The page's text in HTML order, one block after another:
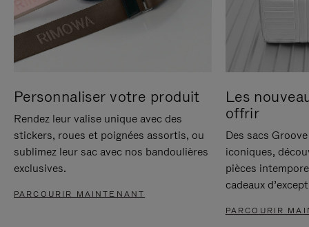
Personnaliser votre produit
Rendez leur valise unique avec des
stickers, roues et poignées assortis, ou
sublimez leur sac avec nos bandoulières
exclusives.
PARCOURIR MAINTENANT
Les
offrir
Des sacs
iconiques,
pièces
cadeaux
PARCOURIR